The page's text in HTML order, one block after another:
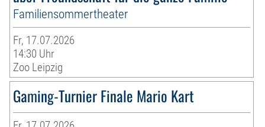
Familiensommertheater
Fr, 17.07.2026
14:30 Uhr
Zoo Leipzig
Gaming-Turnier Finale Mario Kart